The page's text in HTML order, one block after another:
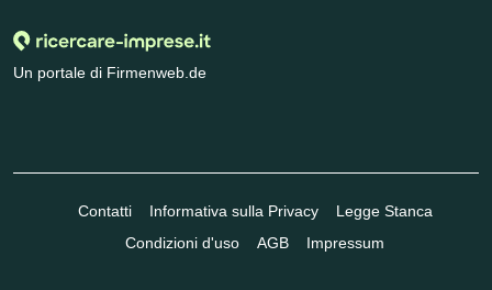
Un portale di Firmenweb.de
Contatti Informativa sulla Privacy
Legge Stanca
Condizioni d'uso
AGB Impressum